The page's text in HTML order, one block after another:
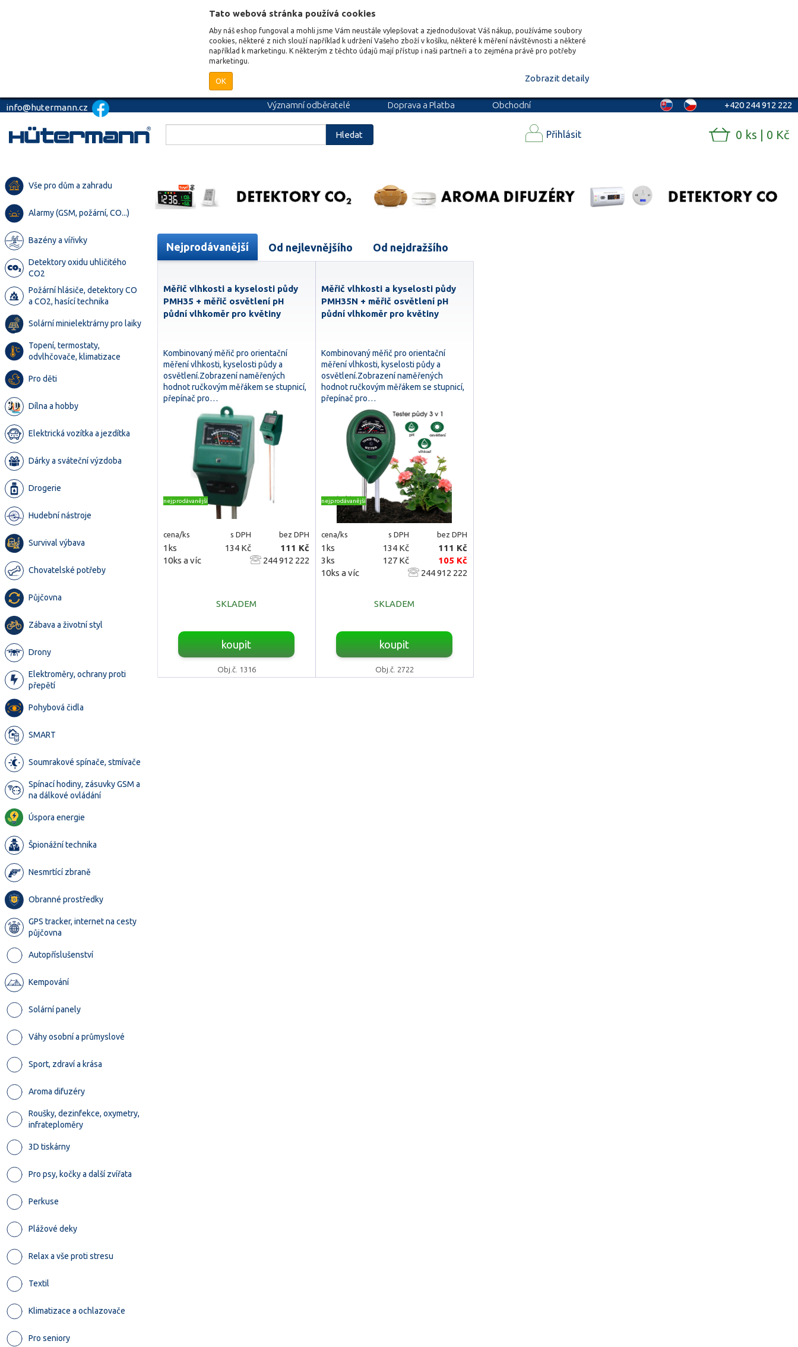
Tato webová stránka používá cookies
Aby náš eshop fungoval a mohli jsme Vám neustále vylepšovat a zjednodušovat Váš nákup, používáme soubory
cookies, některé z nich slouží například k udržení Vašeho zboží v košíku, některé k měření návštěvnosti a některé
například k marketingu. K některým z těchto údajů mají přístup i naši partneři a to zejména právě pro potřeby
marketingu.
OK Zobrazit detaily
info@hutermann.cz Významní odběratelé Doprava a Platba
Obchodní
+420 244 912 222
Hledat Přihlásit 0 ks | 0 Kč
Vše pro dům a zahradu
Alarmy (GSM, požární, CO...)
Bazény a vířivky
Detektory oxidu uhličitého
CO2
Požární hlásiče, detektory CO
a CO2, hasící technika
Solární minielektrárny pro laiky
Topení, termostaty,
odvlhčovače, klimatizace
Pro děti
Dílna a hobby
Elektrická vozítka a jezdítka
Dárky a sváteční výzdoba
Drogerie
Hudební nástroje
Survival výbava
Chovatelské potřeby
Půjčovna
Zábava a životní styl
Drony
Elektroměry, ochrany proti
přepětí
Pohybová čidla
SMART
Soumrakové spínače, stmívače
Spínací hodiny, zásuvky GSM a
na dálkové ovládání
Úspora energie
Špionážní technika
Nesmrtící zbraně
Obranné prostředky
GPS tracker, internet na cesty
půjčovna
Autopříslušenství
Kempování
Solární panely
Váhy osobní a průmyslové
Sport, zdraví a krása
Aroma difuzéry
Roušky, dezinfekce, oxymetry,
infrateploměry
3D tiskárny
Pro psy, kočky a další zvířata
Perkuse
Plážové deky
Relax a vše proti stresu
Textil
Klimatizace a ochlazovače
Pro seniory
Nejprodávanější Od nejlevnějšího Od nejdražšího
Měřič vlhkosti a kyselosti půdy
PMH35 + měřič osvětlení pH
půdní vlhkoměr pro květiny
Kombinovaný měřič pro orientační
měření vlhkosti, kyselosti půdy a
osvětlení.Zobrazení naměřených
hodnot ručkovým měřákem se stupnicí,
přepínač pro…
nejprodávanější
cena/ks s DPH bez DPH
1ks 134 Kč
111 Kč
10ks a víc
244 912 222
SKLADEM
koupit
Obj.č. 1316
Měřič vlhkosti a kyselosti půdy
PMH35N + měřič osvětlení pH
půdní vlhkoměr pro květiny
Kombinovaný měřič pro orientační
měření vlhkosti, kyselosti půdy a
osvětlení.Zobrazení naměřených
hodnot ručkovým měřákem se stupnicí,
přepínač pro…
nejprodávanější
cena/ks s DPH bez DPH
1ks 134 Kč
111 Kč
3ks
127 Kč
105 Kč
10ks a víc
244 912 222
SKLADEM
koupit
Obj.č. 2722